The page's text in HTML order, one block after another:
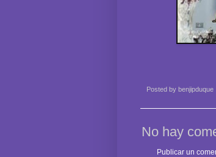
Posted by benjipduque
No hay
Publicar un